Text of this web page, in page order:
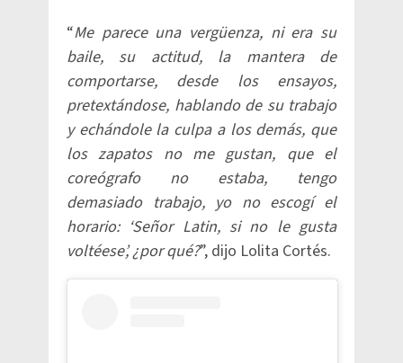
“Me parece una vergüenza, ni era su
baile, su actitud, la mantera de
comportarse, desde los ensayos,
pretextándose, hablando de su trabajo
y echándole la culpa a los demás, que
los zapatos no me gustan, que el
coreógrafo no estaba, tengo
demasiado trabajo, yo no escogí el
horario: ‘Señor Latin, si no le gusta
voltéese’, ¿por qué?”, dijo Lolita Cortés.